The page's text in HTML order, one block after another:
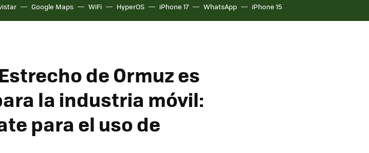
Google Maps WiFi HyperOS iPhone 17 WhatsApp iPhone 15
de Ormuz es
la industria móvil:
para el uso de